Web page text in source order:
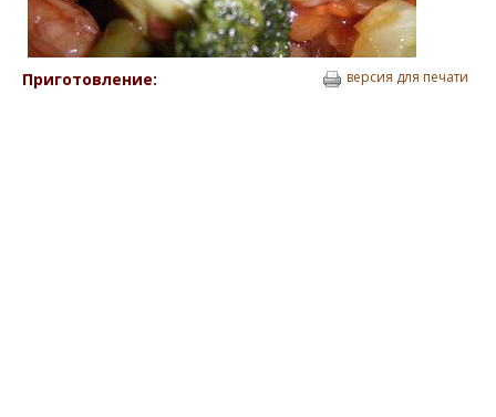
Приготовление: версия для печати